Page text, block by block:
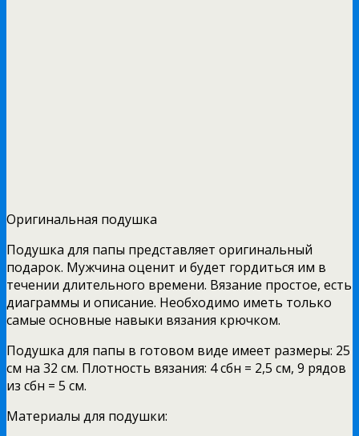
Оригинальная подушка
Подушка для папы представляет оригинальный
подарок. Мужчина оценит и будет гордиться им в
течении длительного времени. Вязание простое, есть
диаграммы и описание. Необходимо иметь только
самые основные навыки вязания крючком.
Подушка для папы в готовом виде имеет размеры: 25
см на 32 см. Плотность вязания: 4 сбн = 2,5 см, 9 рядов
из сбн = 5 см.
Материалы для подушки: